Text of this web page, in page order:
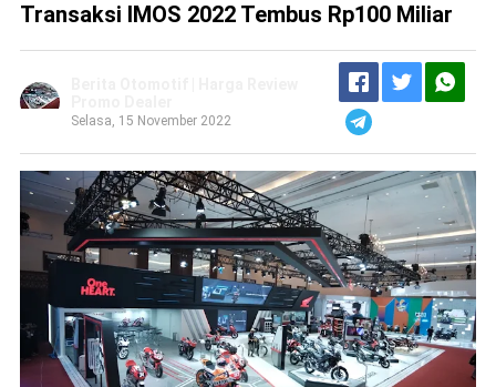
Transaksi IMOS 2022 Tembus Rp100 Miliar
Selasa, 15 November 2022